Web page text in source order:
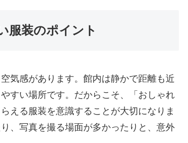
服装のポイント
気感があります。館内は静かで距離も近
すい場所です。だからこそ、「おしゃれ
える服装を意識することが大切になりま
、写真を撮る場面が多かったりと、意外